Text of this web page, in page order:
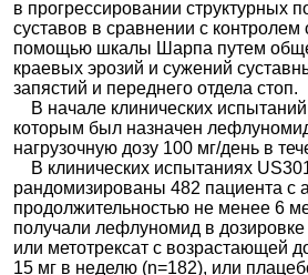
в прогрессировании структурных
суставов в сравнении с контролем
помощью шкалы Шарпа путем
краевых эрозий и сужений
запястий и переднего отдела стоп.
В начале клинических
которым был назначен
нагрузочную дозу 100 мг/день в
В клинических испытаниях
рандомизированы 482 пациента с
продолжительностью не менее 6
получали лефлуномид в
или метотрексат с возрастающей
15 мг в неделю (n=182), или